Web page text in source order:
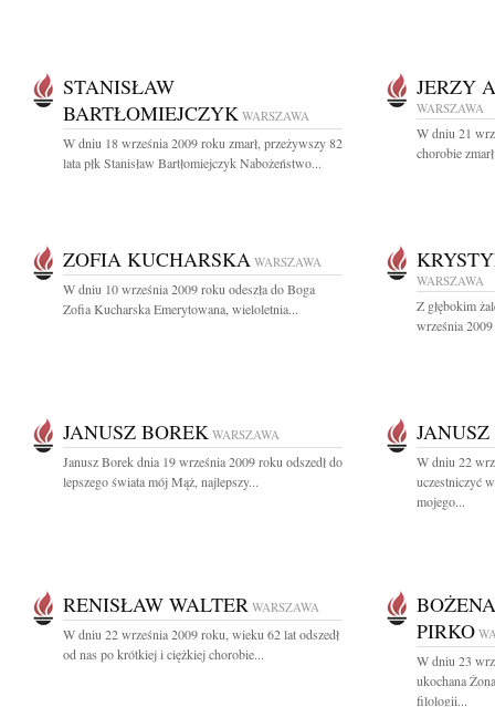
STANISŁAW
BARTŁOMIEJCZYK WARSZAWA
W dniu 18 września 2009 roku zmarł, przeżywszy 82
lata płk Stanisław Bartłomiejczyk Nabożeństwo...
JERZY
WARSZAWA
W dniu 21
chorobie
ZOFIA KUCHARSKA WARSZAWA
W dniu 10 września 2009 roku odeszła do Boga
Zofia Kucharska Emerytowana, wieloletnia...
WARSZAWA
Z głębokim
września
JANUSZ BOREK WARSZAWA
Janusz Borek dnia 19 września 2009 roku odszedł do
lepszego świata mój Mąż, najlepszy...
W dniu 22
uczestniczyć
mojego...
RENISŁAW WALTER WARSZAWA
W dniu 22 września 2009 roku, wieku 62 lat odszedł
od nas po krótkiej i ciężkiej chorobie...
PIRKO
W dniu 23
ukochana
filologii...